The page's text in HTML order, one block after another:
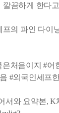
깔끔하게 한다
프의 파인 다이
은처음이지 #어
#외국인세프
서와 요약본, K